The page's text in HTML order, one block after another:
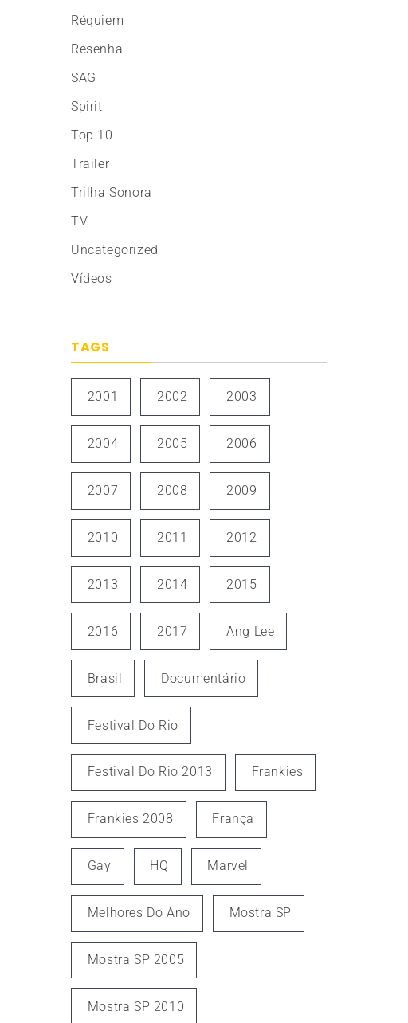
Réquiem
Resenha
SAG
Spirit
Top 10
Trailer
Trilha Sonora
TV
Uncategorized
Vídeos
TAGS
2001 2002 2003
2004 2005 2006
2007 2008 2009
2010 2011 2012
2013 2014 2015
2016 2017 Ang Lee
Brasil Documentário
Festival Do Rio
Festival Do Rio 2013 Frankies
Frankies 2008 França
Gay HQ Marvel
Melhores Do Ano Mostra SP
Mostra SP 2005
Mostra SP 2010